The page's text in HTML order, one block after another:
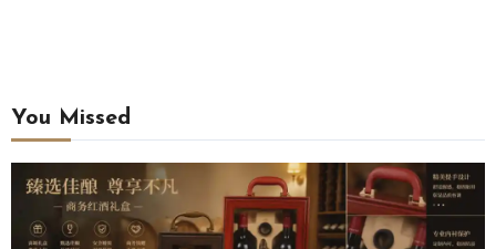
You Missed